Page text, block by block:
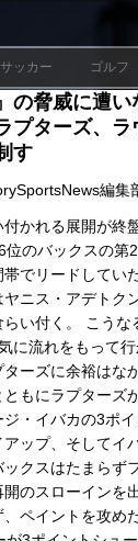
サッカー ゴルフ
の脅威に遭
プターズ、
す
編集
かれる展開が終
位のバックスの第
でリードしてい
ニス・アデトク
い付く。 こう
に流れをもって
ーズに余裕はな
もにラプターズ
・イバカの3ポ
ップ、そしてイ
ックスはたまらず
のスローインを
ペイントを攻め